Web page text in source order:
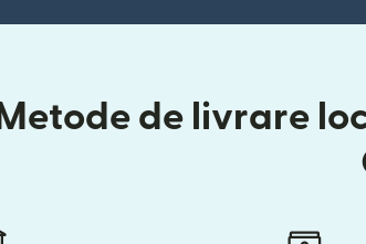
Metode de livrare